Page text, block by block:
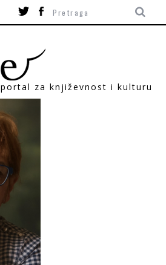
portal za književnost i kulturu